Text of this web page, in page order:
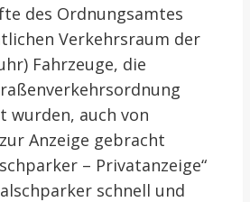
des Ordnungsamtes
Verkehrsraum der
Fahrzeuge, die
wurden, auch von
Anzeige gebracht
– Privatanzeige“
schnell und